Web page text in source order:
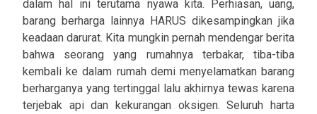
dalam hal ini terutama nyawa kita. Perhiasan, uang,
barang berharga lainnya HARUS dikesampingkan jika
keadaan darurat. Kita mungkin pernah mendengar berita
bahwa seorang yang rumahnya terbakar, tiba-tiba
kembali ke dalam rumah demi menyelamatkan barang
berharganya yang tertinggal lalu akhirnya tewas karena
terjebak api dan kekurangan oksigen. Seluruh harta